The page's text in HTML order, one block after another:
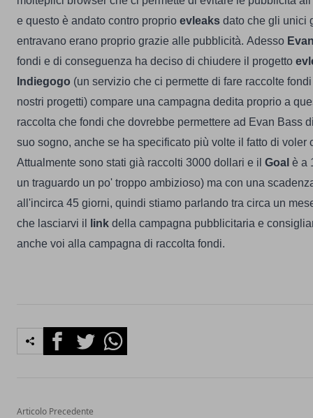
e questo è andato contro proprio evleaks dato che gli unici
entravano erano proprio grazie alle pubblicità. Adesso
fondi e di conseguenza ha deciso di chiudere il progetto
Indiegogo (un servizio che ci permette di fare raccolte
nostri progetti) compare una campagna dedita proprio a
raccolta che fondi che dovrebbe permettere ad Evan Bass
suo sogno, anche se ha specificato più volte il fatto di voler
Attualmente sono stati già raccolti 3000 dollari e il Goal è a
un traguardo un po' troppo ambizioso) ma con una
all'incirca 45 giorni, quindi stiamo parlando tra circa un
che lasciarvi il
link della campagna pubblicitaria e
anche voi alla campagna di raccolta fondi.
FacebookTwitterWhatsapp
Articolo Precedente